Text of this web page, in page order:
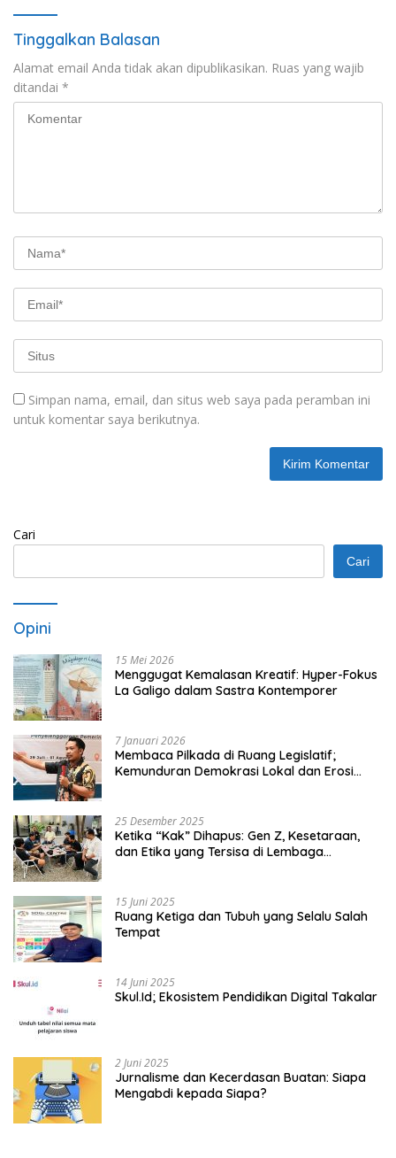
Tinggalkan Balasan
Alamat email Anda tidak akan dipublikasikan. Ruas yang wajib
ditandai *
Simpan nama, email, dan situs web saya pada peramban ini
untuk komentar saya berikutnya.
Cari
Cari
Opini
15 Mei 2026
Menggugat Kemalasan Kreatif: Hyper-Fokus
La Galigo dalam Sastra Kontemporer
7 Januari 2026
Membaca Pilkada di Ruang Legislatif;
Kemunduran Demokrasi Lokal dan Erosi
25 Desember 2025
Ketika “Kak” Dihapus: Gen Z, Kesetaraan,
dan Etika yang Tersisa di Lembaga
15 Juni 2025
Ruang Ketiga dan Tubuh yang Selalu Salah
Tempat
14 Juni 2025
Skul.Id; Ekosistem Pendidikan Digital Takalar
2 Juni 2025
Jurnalisme dan Kecerdasan Buatan: Siapa
Mengabdi kepada Siapa?